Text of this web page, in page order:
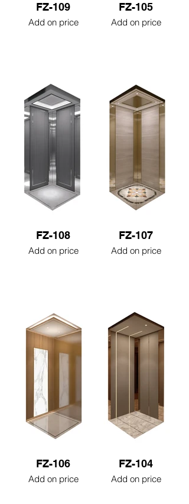
FZ-109
Add on price
FZ-105
Add on price
FZ-108
Add on price
FZ-107
Add on price
FZ-106
Add on price
FZ-104
Add on price